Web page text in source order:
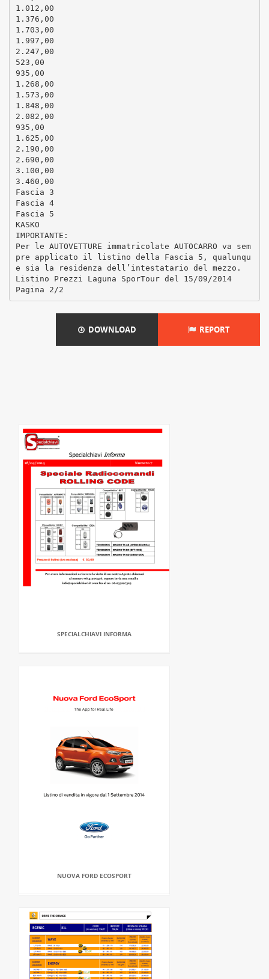
1.012,00
1.376,00
1.703,00
1.997,00
2.247,00
523,00
935,00
1.268,00
1.573,00
1.848,00
2.082,00
935,00
1.625,00
2.190,00
2.690,00
3.100,00
3.460,00
Fascia 3
Fascia 4
Fascia 5
KASKO
IMPORTANTE:
Per le AUTOVETTURE immatricolate AUTOCARRO va sem
pre applicato il listino della Fascia 5, qualunqu
e sia la residenza dell’intestatario del mezzo.
Listino Prezzi Laguna SporTour del 15/09/2014
DOWNLOAD REPORT
SPECIALCHIAVI INFORMA
NUOVA FORD ECOSPORT